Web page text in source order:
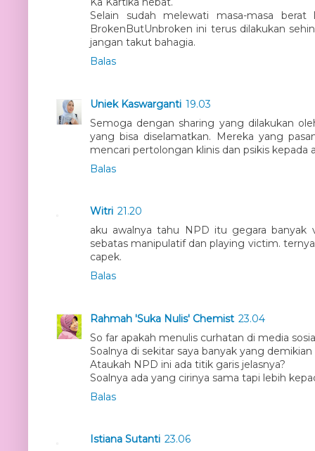
Selain sudah melewati masa-masa
BrokenButUnbroken ini terus dilakukan
jangan takut bahagia.
Balas
Uniek Kaswarganti 19.03
Semoga dengan sharing yang dilakukan
yang bisa diselamatkan. Mereka yang
mencari pertolongan klinis dan psikis kepada
Balas
Witri 21.20
aku awalnya tahu NPD itu gegara banyak
sebatas manipulatif dan playing victim.
capek.
Balas
Rahmah 'Suka Nulis' Chemist 23.04
So far apakah menulis curhatan di media
Soalnya di sekitar saya banyak yang demikian
Ataukah NPD ini ada titik garis jelasnya?
Soalnya ada yang cirinya sama tapi lebih
Balas
Istiana Sutanti 23.06